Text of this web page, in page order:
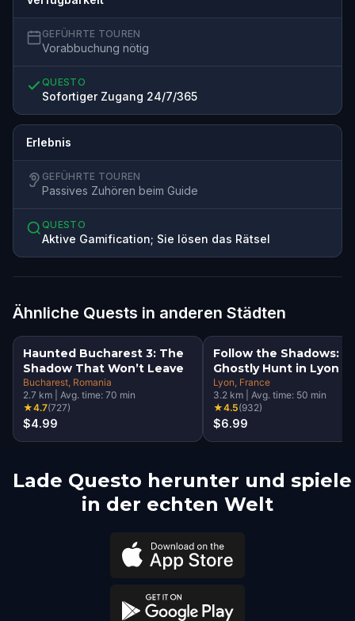
GEFÜHRTE TOUREN
Vorabbuchung nötig
QUESTO
Sofortiger Zugang 24/7/365
Erlebnis
GEFÜHRTE TOUREN
Passives Zuhören beim Guide
QUESTO
Aktive Gamification; Sie lösen das Rätsel
Ähnliche Quests in anderen Städten
Haunted Bucharest 3: The
Shadow That Won’t Leave
Bucharest , Romania
2.7 km Avg. time: 70 min
★4.7(727)
$4.99
Follow the Shadows: A
Ghostly Hunt in Lyon
Lyon , France
3.2 km Avg. time: 50 min
★4.5(932)
$6.99
Lade Questo herunter und spiele
in der echten Welt